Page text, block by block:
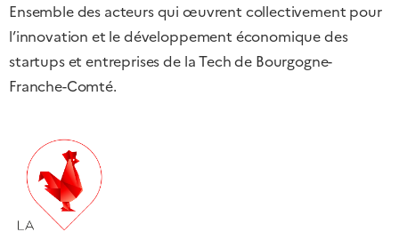
Ensemble des acteurs qui œuvrent collectivement pour
l’innovation et le développement économique des
startups et entreprises de la Tech de Bourgogne-
Franche-Comté.